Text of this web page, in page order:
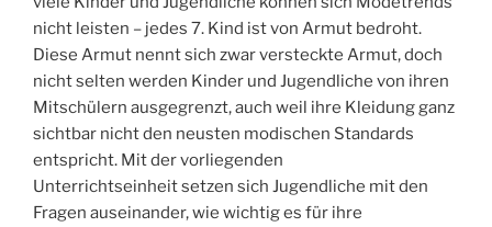
nicht leisten – jedes 7. Kind ist von Armut bedroht.
Diese Armut nennt sich zwar versteckte Armut, doch
nicht selten werden Kinder und Jugendliche von ihren
Mitschülern ausgegrenzt, auch weil ihre Kleidung ganz
sichtbar nicht den neusten modischen Standards
entspricht. Mit der vorliegenden
Unterrichtseinheit setzen sich Jugendliche mit den
Fragen auseinander, wie wichtig es für ihre